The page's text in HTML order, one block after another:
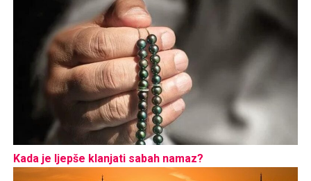
Kada je ljepše klanjati sabah namaz?